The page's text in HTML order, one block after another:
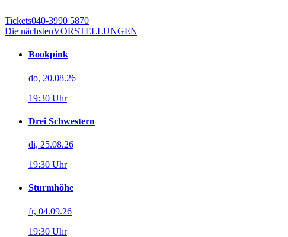
Tickets040-3990 5870
Die nächstenVORSTELLUNGEN
Bookpink
do, 20.08.26
19:30 Uhr
Drei Schwestern
di, 25.08.26
19:30 Uhr
Sturmhöhe
fr, 04.09.26
19:30 Uhr